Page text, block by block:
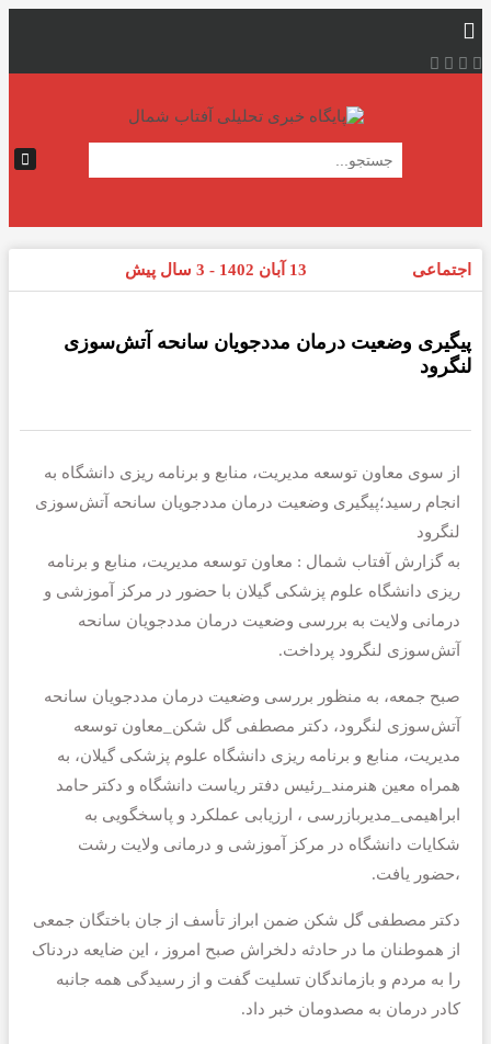
اجتماعی 13 آبان 1402 - 3 سال پیش
پیگیری وضعیت درمان مددجویان سانحه آتش‌سوزی
لنگرود
از سوی معاون توسعه مدیریت، منابع و برنامه ریزی دانشگاه به
انجام رسید؛پیگیری وضعیت درمان مددجویان سانحه آتش‌سوزی
لنگرود
به گزارش آفتاب شمال : معاون توسعه مدیریت، منابع و برنامه
ریزی دانشگاه علوم پزشکی گیلان با حضور در مرکز آموزشی و
درمانی ولایت به بررسی وضعیت درمان مددجویان سانحه
آتش‌سوزی لنگرود پرداخت.
صبح جمعه، به منظور بررسی وضعیت درمان مددجویان سانحه
آتش‌سوزی لنگرود، دکتر مصطفی گل شکن_معاون توسعه
مدیریت، منابع و برنامه ریزی دانشگاه علوم پزشکی گیلان، به
همراه معین هنرمند_رئیس دفتر ریاست دانشگاه و دکتر حامد
ابراهیمی_مدیربازرسی ، ارزیابی عملکرد و پاسخگویی به
شکایات دانشگاه در مرکز آموزشی و درمانی ولایت رشت
،حضور یافت.
دکتر مصطفی گل شکن ضمن ابراز تأسف از جان باختگان جمعی
از هموطنان ما در حادثه دلخراش صبح امروز ، این ضایعه دردناک
را به مردم و بازماندگان تسلیت گفت و از رسیدگی همه جانبه
کادر درمان به مصدومان خبر داد.